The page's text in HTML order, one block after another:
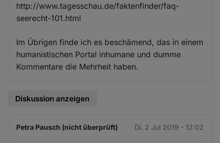
http://www.tagesschau.de/faktenfinder/faq-
seerecht-101.html
Im Übrigen finde ich es beschämend, das in einem
humanistischen Portal inhumane und dumme
Kommentare die Mehrheit haben.
Diskussion anzeigen
Petra Pausch (nicht überprüft) Di. 2 Jul 2019 - 12:02